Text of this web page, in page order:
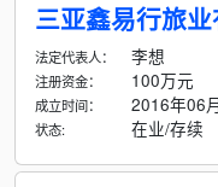
三亚鑫易行旅
法定代表人： 李想
注册资金： 100万元
成立时间： 2016年06
状态: 在业/存续